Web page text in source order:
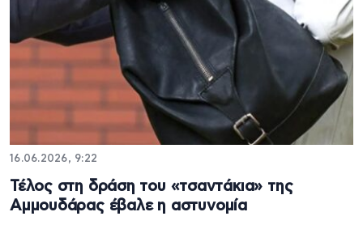
16.06.2026, 9:22
Τέλος στη δράση του «τσαντάκια» της
Αμμουδάρας έβαλε η αστυνομία